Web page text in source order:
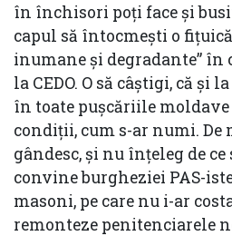
în închisori poți face și
capul să întocmești o
inumane și degradante” în
la CEDO. O să câștigi, că și
în toate pușcăriile
condiții, cum s-ar numi. De
gândesc, și nu înțeleg de
convine burgheziei PAS-
masoni, pe care nu i-ar
remonteze penitenciarele